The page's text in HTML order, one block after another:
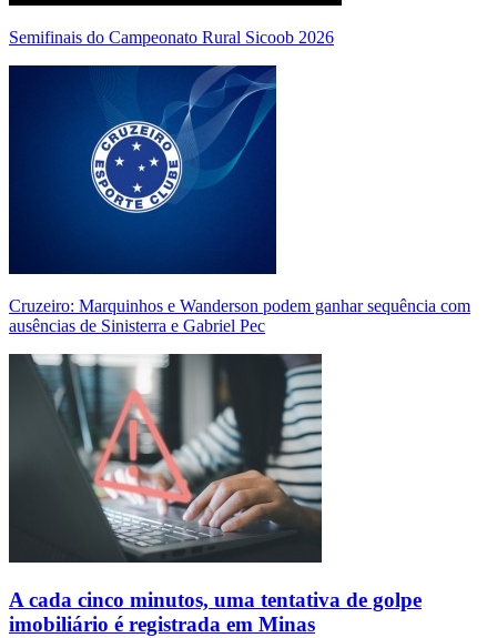
Semifinais do Campeonato Rural Sicoob 2026
Cruzeiro: Marquinhos e Wanderson podem ganhar sequência com
ausências de Sinisterra e Gabriel Pec
A cada cinco minutos, uma tentativa de golpe
imobiliário é registrada em Minas